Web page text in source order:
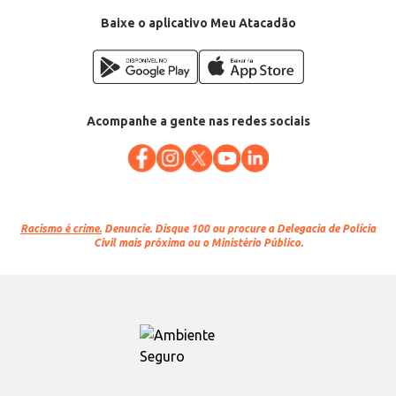
Baixe o aplicativo Meu Atacadão
Acompanhe a gente nas redes sociais
Racismo é crime. Denuncie. Disque 100 ou procure a Delegacia de Polícia
Civil mais próxima ou o Ministério Público.